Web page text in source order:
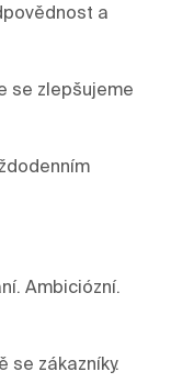
a
se zlepšujeme
Ambiciózní.
se zákazníky.